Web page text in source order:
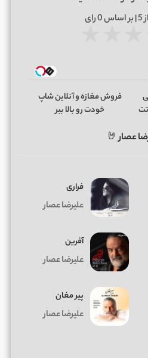
از 5 | بر اساس 0رای
فروش مغازه و آنلاین شاپ
خودت رو بالا ببر
عصار 🤘
فراری
علیرضا عصار
آفرین
علیرضا عصار
پیر مغان
علیرضا عصار